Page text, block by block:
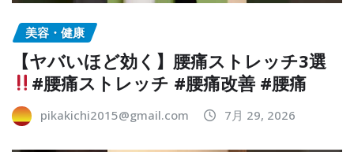
美容・健康
【ヤバいほど効く】腰痛ストレッチ3選
#腰痛ストレッチ #腰痛改善 #腰痛
pikakichi2015@gmail.com 7月 29, 2026